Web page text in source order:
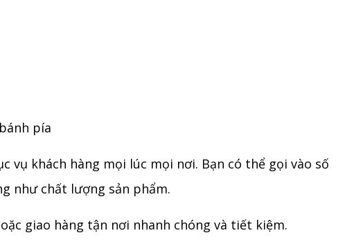
pía
vụ khách hàng mọi lúc mọi nơi. Bạn có thể gọi vào số
như chất lượng sản phẩm.
giao hàng tận nơi nhanh chóng và tiết kiệm.